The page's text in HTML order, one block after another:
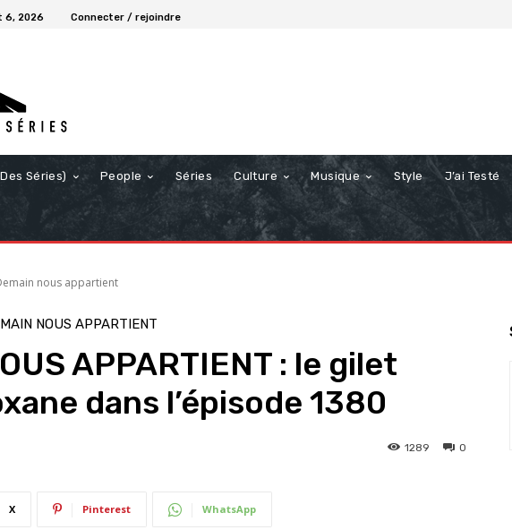
6, 2026 Connecter / rejoindre
Séries) People Séries Culture Musique Style J’ai Testé
nous appartient
NOUS APPARTIENT
APPARTIENT : le gilet
dans l’épisode 1380
0
1289
X Pinterest WhatsApp